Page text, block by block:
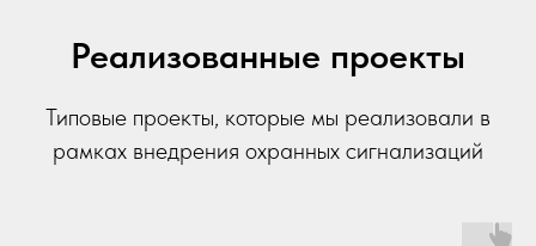
Реализованные проекты
Типовые проекты, которые мы реализовали в
рамках внедрения охранных сигнализаций